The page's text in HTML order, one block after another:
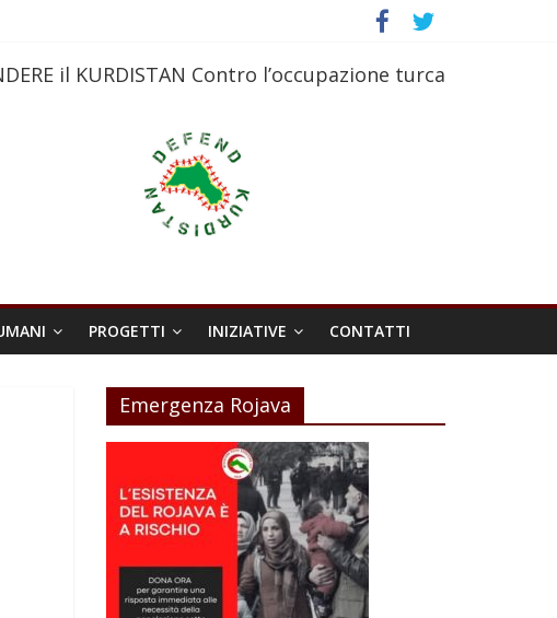
il KURDISTAN Contro l’occupazione turca
PROGETTI INIZIATIVE CONTATTI
Emergenza Rojava